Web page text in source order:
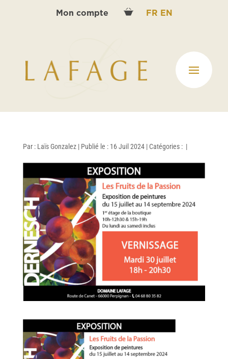
Mon compte FR EN
Par : Laïs Gonzalez | Publié le : 16 Juil 2024 | Catégories : |